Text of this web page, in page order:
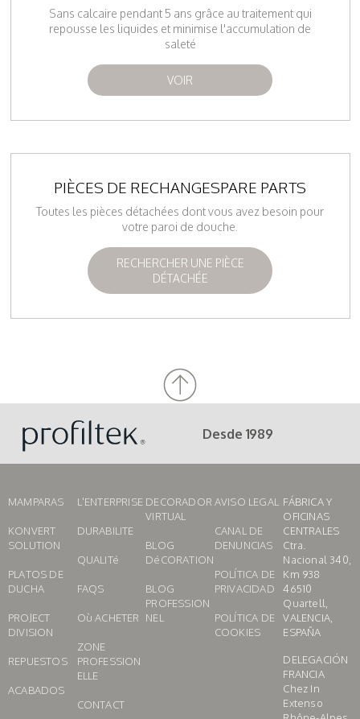
Sans calcaire pendant 5 ans grâce au traitement qui
repousse les liquides et minimise l'accumulation de
saleté
VOIR
PIÈCES DE RECHANGESPARE PARTS
Toutes les pièces détachées dont vous avez besoin pour
votre paroi de douche.
RECHERCHER UNE PIÈCE
DÉTACHÉE
Desde 1989
MAMPARAS
KONVERT
SOLUTION
PLATOS DE
DUCHA
PROJECT
DIVISION
REPUESTOS
ACABADOS
L'ENTERPRISE
DURABILITE
QUALITé
FAQS
Où ACHETER
ZONE
PROFESSION
ELLE
CONTACT
DECORADOR
VIRTUAL
BLOG
DéCORATION
BLOG
PROFESSION
NEL
AVISO LEGAL
CANAL DE
DENUNCIAS
POLÍTICA DE
PRIVACIDAD
POLÍTICA DE
COOKIES
FÁBRICA Y
OFICINAS
CENTRALES
Ctra.
Nacional 340,
Km 938
46510
Quartell,
VALENCIA,
ESPAÑA
DELEGACIÓN
FRANCIA
Chez In
Extenso